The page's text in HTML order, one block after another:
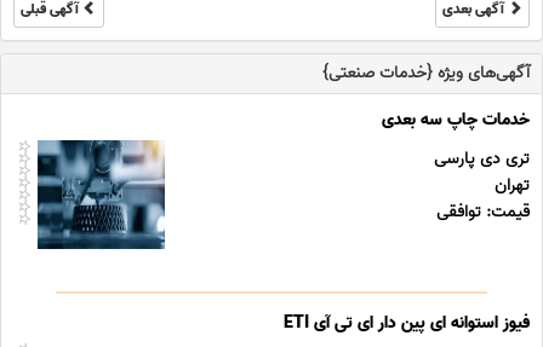
آگهی بعدی آگهی قبلی
آگهی‌های ویژه {خدمات صنعتی}
خدمات چاپ سه بعدی
تری دی پارسی
تهران
قیمت: توافقی
فیوز استوانه ای پین دار ای تی آی ETI